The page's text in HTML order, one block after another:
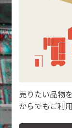
売りたい品物
からでもご利